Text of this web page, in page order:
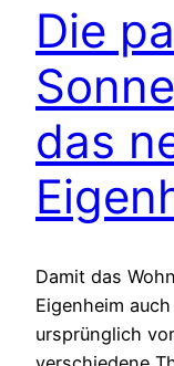
Die
das
Damit das
Eigenheim
ursprünglich